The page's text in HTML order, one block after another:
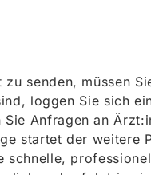
zu senden, müssen
loggen Sie sich
Anfragen an
startet der
schnelle,